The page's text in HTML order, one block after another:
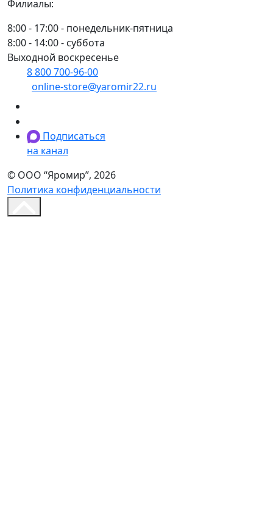
Филиалы:
8:00 - 17:00 - понедельник-пятница
8:00 - 14:00 - суббота
Выходной воскресенье
8 800 700-96-00
online-store@yaromir22.ru
Подписаться
на канал
© ООО “Яромир”, 2026
Политика конфиденциальности